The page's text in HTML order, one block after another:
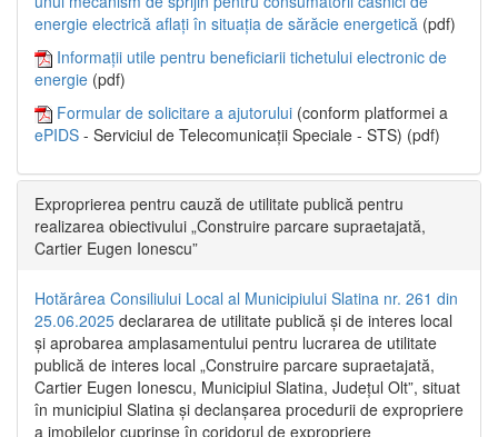
energie electrică aflați în situația de sărăcie energetică (pdf)
Informații utile pentru beneficiarii tichetului electronic de
energie (pdf)
Formular de solicitare a ajutorului (conform platformei a
ePIDS - Serviciul de Telecomunicații Speciale - STS) (pdf)
Exproprierea pentru cauză de utilitate publică pentru
realizarea obiectivului „Construire parcare supraetajată,
Cartier Eugen Ionescu”
Hotărârea Consiliului Local al Municipiului Slatina nr. 261 din
25.06.2025 declararea de utilitate publică și de interes local
și aprobarea amplasamentului pentru lucrarea de utilitate
publică de interes local „Construire parcare supraetajată,
Cartier Eugen Ionescu, Municipiul Slatina, Județul Olt”, situat
în municipiul Slatina și declanșarea procedurii de expropriere
a imobilelor cuprinse în coridorul de expropriere